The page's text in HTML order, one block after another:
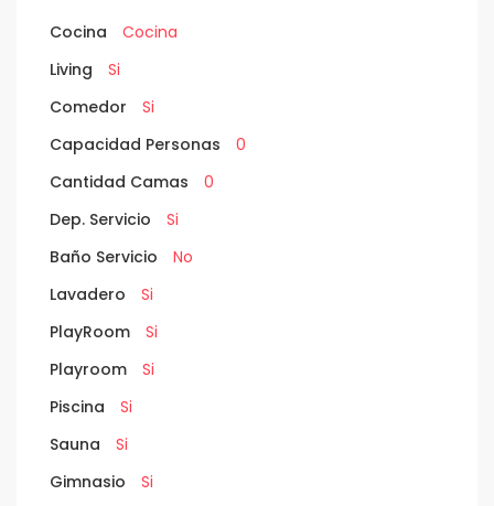
Cocina
Cocina
Living
Si
Comedor
Si
Capacidad Personas
0
Cantidad Camas
0
Dep. Servicio
Si
Baño Servicio
No
Lavadero
Si
PlayRoom
Si
Playroom
Si
Piscina
Si
Sauna
Si
Gimnasio
Si